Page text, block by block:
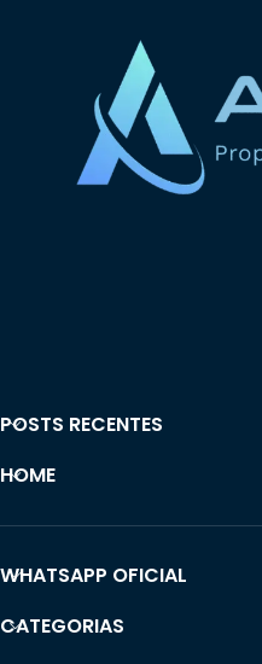
POSTS RECENTES
HOME
WHATSAPP OFICIAL
CATEGORIAS